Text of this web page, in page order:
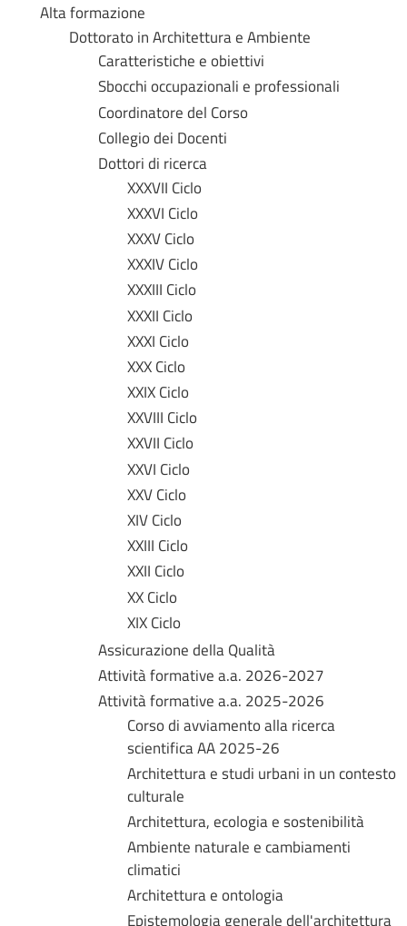
Alta formazione
Dottorato in Architettura e Ambiente
Caratteristiche e obiettivi
Sbocchi occupazionali e professionali
Coordinatore del Corso
Collegio dei Docenti
Dottori di ricerca
XXXVII Ciclo
XXXVI Ciclo
XXXV Ciclo
XXXIV Ciclo
XXXIII Ciclo
XXXII Ciclo
XXXI Ciclo
XXX Ciclo
XXIX Ciclo
XXVIII Ciclo
XXVII Ciclo
XXVI Ciclo
XXV Ciclo
XIV Ciclo
XXIII Ciclo
XXII Ciclo
XX Ciclo
XIX Ciclo
Assicurazione della Qualità
Attività formative a.a. 2026-2027
Attività formative a.a. 2025-2026
Corso di avviamento alla ricerca
scientifica AA 2025-26
Architettura e studi urbani in un contesto
culturale
Architettura, ecologia e sostenibilità
Ambiente naturale e cambiamenti
climatici
Architettura e ontologia
Epistemologia generale dell'architettura